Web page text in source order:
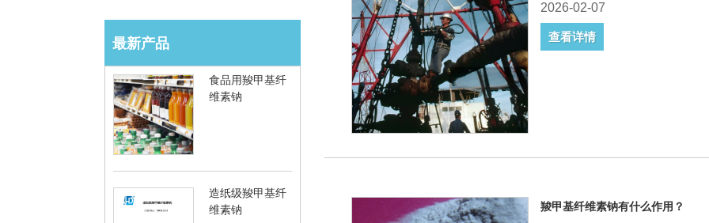
最新产品
食品用羧甲基纤
维素钠
造纸级羧甲基纤
维素钠
2026-02-07
查看详情
羧甲基纤维素钠有什么作用？